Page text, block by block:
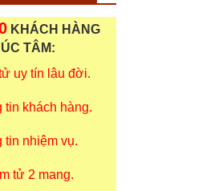
KHÁCH HÀNG
TÂM:
uy tín lâu đời.
tin khách hàng.
tin nhiệm vụ.
tử 2 mang.